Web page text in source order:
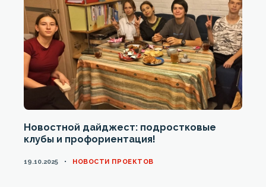
Новостной дайджест: подростковые
клубы и профориентация!
19.10.2025 CATEGORIES
НОВОСТИ ПРОЕКТОВ